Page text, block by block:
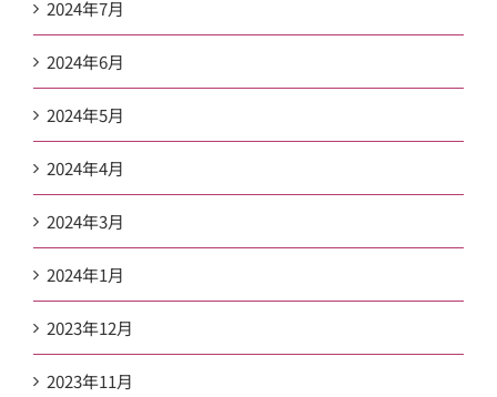
2024年7月
2024年6月
2024年5月
2024年4月
2024年3月
2024年1月
2023年12月
2023年11月